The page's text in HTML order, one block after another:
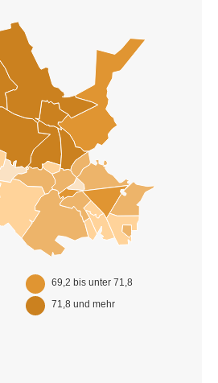
69,2 bis unter 71,8
71,8 und mehr